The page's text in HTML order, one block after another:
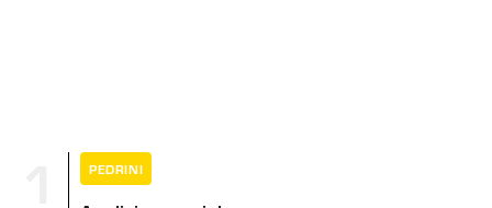
PEDRINI